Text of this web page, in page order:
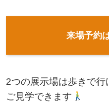
来場予約
2つの展示場は歩きで行
ご見学できます